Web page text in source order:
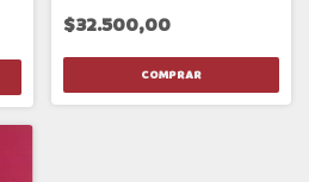
$32.500,00